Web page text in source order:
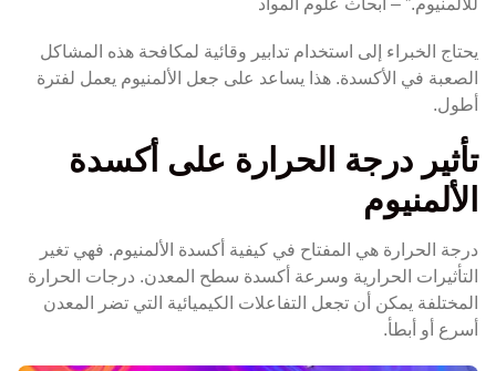
للألمنيوم.” – أبحاث علوم المواد
يحتاج الخبراء إلى استخدام تدابير وقائية لمكافحة هذه المشاكل
الصعبة في الأكسدة. هذا يساعد على جعل الألمنيوم يعمل لفترة
أطول.
تأثير درجة الحرارة على أكسدة
الألمنيوم
درجة الحرارة هي المفتاح في كيفية أكسدة الألمنيوم. فهي تغير
التأثيرات الحرارية وسرعة أكسدة سطح المعدن. درجات الحرارة
المختلفة يمكن أن تجعل التفاعلات الكيميائية التي تضر المعدن
أسرع أو أبطأ.